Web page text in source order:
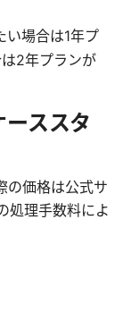
い場合は1年プ
2年プランが
ススタ
の価格は公式サ
処理手数料によ